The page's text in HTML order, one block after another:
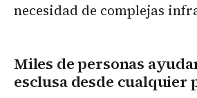
necesidad de complejas
Miles de personas
esclusa desde cualquier